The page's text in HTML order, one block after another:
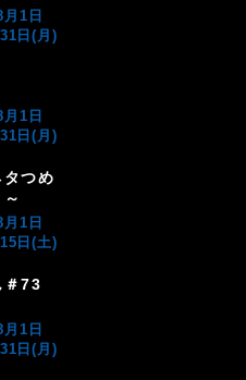
1日
日(月)
1日
日(月)
タつめ
1日
日(土)
＃73
1日
日(月)